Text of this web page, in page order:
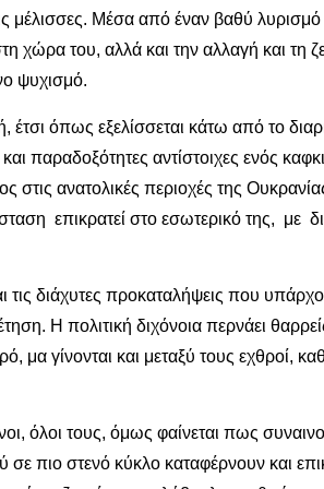
μέλισσες. Μέσα από έναν βαθύ
χώρα του, αλλά και την αλλαγή και
ψυχισμό.
έτσι όπως εξελίσσεται κάτω από το
παραδοξότητες αντίστοιχες ενός
στις ανατολικές περιοχές της
επικρατεί στο εσωτερικό της, με
διάχυτες προκαταλήψεις που
Η πολιτική διχόνοια περνάει
μα γίνονται και μεταξύ τους
όλοι τους, όμως φαίνεται πως
πιο στενό κύκλο καταφέρνουν και